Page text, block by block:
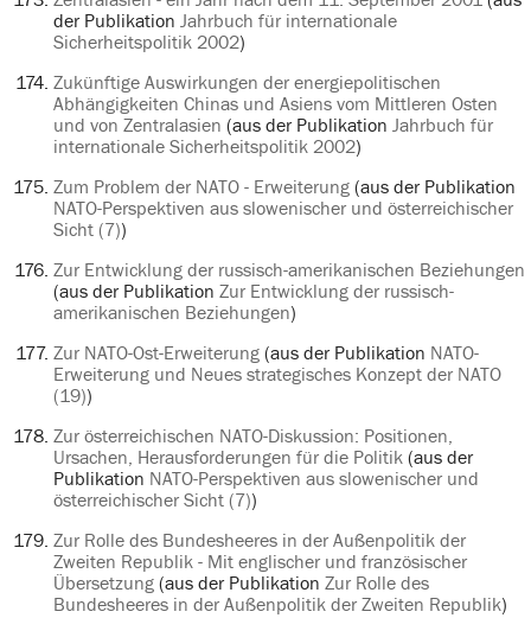
der Publikation Jahrbuch für internationale
Sicherheitspolitik 2002)
Zukünftige Auswirkungen der energiepolitischen
Abhängigkeiten Chinas und Asiens vom Mittleren Osten
und von Zentralasien (aus der Publikation Jahrbuch für
internationale Sicherheitspolitik 2002)
Zum Problem der NATO - Erweiterung(aus der Publikation
NATO-Perspektiven aus slowenischer und österreichischer
Sicht (7))
Zur Entwicklung der russisch-amerikanischen Beziehungen
(aus der Publikation Zur Entwicklung der russisch-
amerikanischen Beziehungen)
Zur NATO-Ost-Erweiterung(aus der Publikation NATO-
Erweiterung und Neues strategisches Konzept der NATO
(19))
Zur österreichischen NATO-Diskussion: Positionen,
Ursachen, Herausforderungen für die Politik (aus der
Publikation NATO-Perspektiven aus slowenischer und
österreichischer Sicht (7))
Zur Rolle des Bundesheeres in der Außenpolitik der
Zweiten Republik - Mit englischer und französischer
Übersetzung(aus der Publikation Zur Rolle des
Bundesheeres in der Außenpolitik der Zweiten Republik)